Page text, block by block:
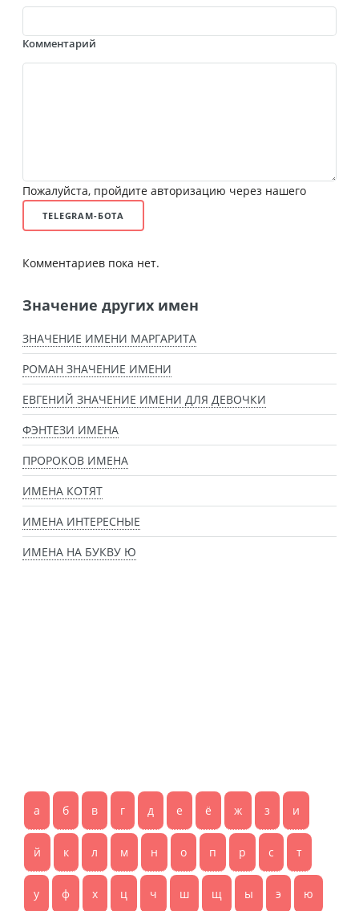
Комментарий
Пожалуйста, пройдите авторизацию через нашего
TELEGRAM-БОТА
Комментариев пока нет.
Значение других имен
ЗНАЧЕНИЕ ИМЕНИ МАРГАРИТА
РОМАН ЗНАЧЕНИЕ ИМЕНИ
ЕВГЕНИЙ ЗНАЧЕНИЕ ИМЕНИ ДЛЯ ДЕВОЧКИ
ФЭНТЕЗИ ИМЕНА
ПРОРОКОВ ИМЕНА
ИМЕНА КОТЯТ
ИМЕНА ИНТЕРЕСНЫЕ
ИМЕНА НА БУКВУ Ю
а б в г д е ё ж з и
й к л м н о п р с т
у ф х ц ч ш щ ы э ю